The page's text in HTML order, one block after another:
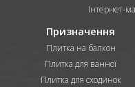
Інтернет-
Призначення
Плитка на балкон
Плитка для ванної
Плитка для сходинок